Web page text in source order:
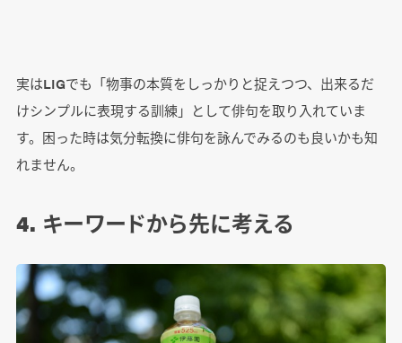
実はLIGでも「物事の本質をしっかりと捉えつつ、出来るだ
けシンプルに表現する訓練」として俳句を取り入れていま
す。困った時は気分転換に俳句を詠んでみるのも良いかも知
れません。
4. キーワードから先に考える